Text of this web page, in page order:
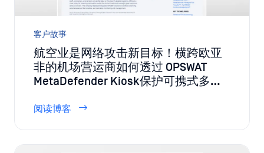
客户故事
航空业是网络攻击新目标！横跨欧亚
非的机场营运商如何透过 OPSWAT
MetaDefender Kiosk保护可携式多媒
阅读博客